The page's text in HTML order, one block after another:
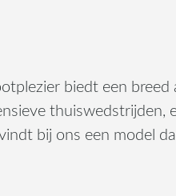
biedt een
thuiswedstrijden,
bij ons een model